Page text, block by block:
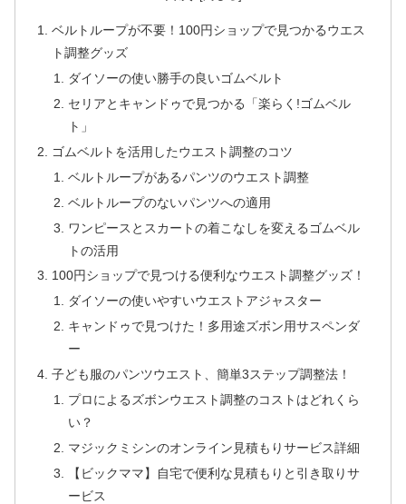
ベルトループが不要！100円ショップで見つかるウエス
ト調整グッズ
ダイソーの使い勝手の良いゴムベルト
セリアとキャンドゥで見つかる「楽らく!ゴムベル
ト」
ゴムベルトを活用したウエスト調整のコツ
ベルトループがあるパンツのウエスト調整
ベルトループのないパンツへの適用
ワンピースとスカートの着こなしを変えるゴムベル
トの活用
100円ショップで見つける便利なウエスト調整グッズ！
ダイソーの使いやすいウエストアジャスター
キャンドゥで見つけた！多用途ズボン用サスペンダ
ー
子ども服のパンツウエスト、簡単3ステップ調整法！
プロによるズボンウエスト調整のコストはどれくら
い？
マジックミシンのオンライン見積もりサービス詳細
【ビックママ】自宅で便利な見積もりと引き取りサ
ービス